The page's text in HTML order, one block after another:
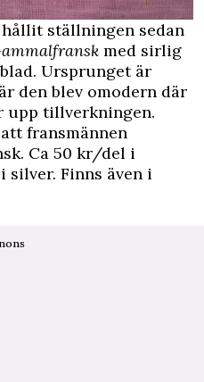
ställningen sedan
med sirlig
Ursprunget är
den blev omodern där
upp tillverkningen.
fransmännen
Ca 50 kr/del i
Finns även i